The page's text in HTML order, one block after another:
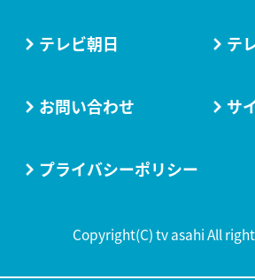
テレビ朝日 テ
お問い合わせ サ
プライバシーポリシー
Copyright(C) tv asahi All